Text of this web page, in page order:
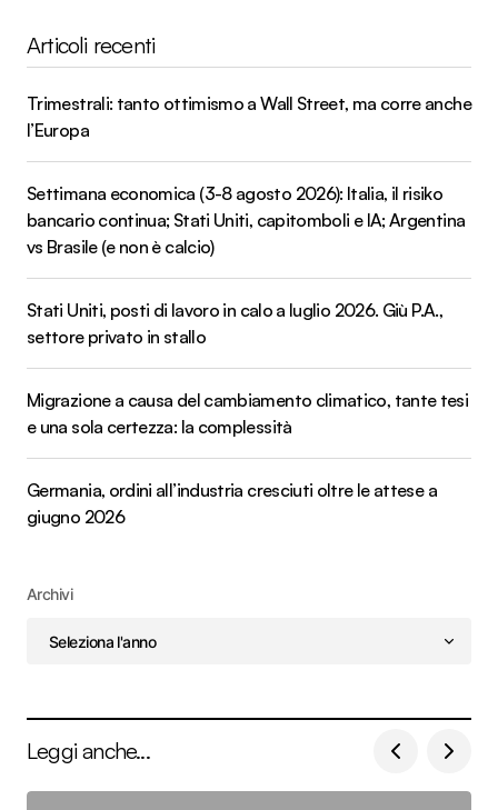
Articoli recenti
Trimestrali: tanto ottimismo a Wall Street, ma corre anche
l’Europa
Settimana economica (3-8 agosto 2026): Italia, il risiko
bancario continua; Stati Uniti, capitomboli e IA; Argentina
vs Brasile (e non è calcio)
Stati Uniti, posti di lavoro in calo a luglio 2026. Giù P.A.,
settore privato in stallo
Migrazione a causa del cambiamento climatico, tante tesi
e una sola certezza: la complessità
Germania, ordini all’industria cresciuti oltre le attese a
giugno 2026
Archivi
Leggi anche...